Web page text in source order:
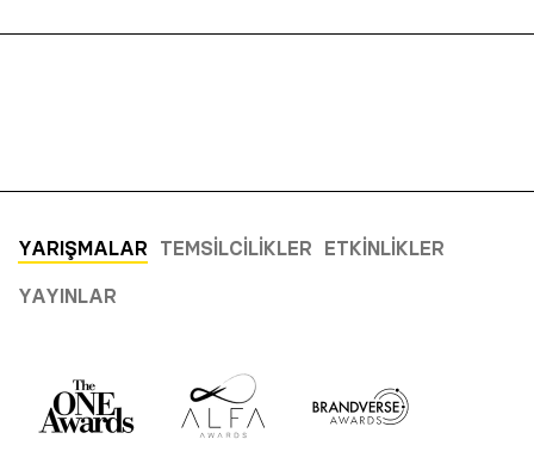
YARIŞMALAR TEMSILCILIKLER ETKINLIKLER
YAYINLAR